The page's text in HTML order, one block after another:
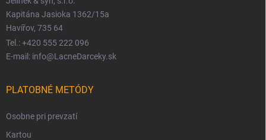
Kapitána Jasioka 1362/15a
Havířov, 735 64
Tel.: +420 555 222 096
E-mail: info@LacneDarceky.sk
PLATOBNÉ METÓDY
Osobne pri prevzatí
Kartou